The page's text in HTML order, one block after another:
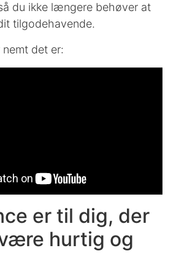
du ikke længere behøver at
tilgodehavende.
det er:
er til dig, der
hurtig og